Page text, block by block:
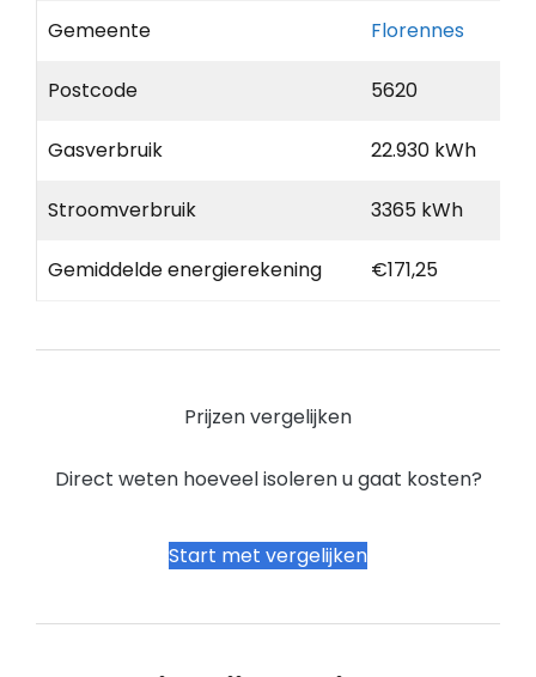
Gemeente Florennes
Postcode 5620
Gasverbruik 22.930 kWh
Stroomverbruik 3365 kWh
Gemiddelde energierekening €171,25
Prijzen vergelijken
Direct weten hoeveel isoleren u gaat kosten?
Start met vergelijken